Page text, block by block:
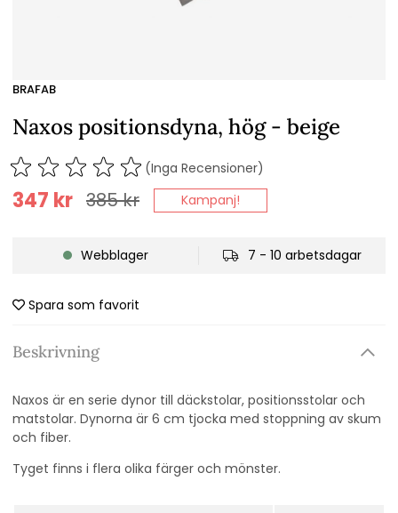
BRAFAB
Naxos positionsdyna, hög - beige
(Inga Recensioner)
385kr
347 kr Kampanj!
Webblager 7 - 10 arbetsdagar
Spara som favorit
Beskrivning
Naxos är en serie dynor till däckstolar, positionsstolar och
matstolar. Dynorna är 6 cm tjocka med stoppning av skum
och fiber.
Tyget finns i flera olika färger och mönster.